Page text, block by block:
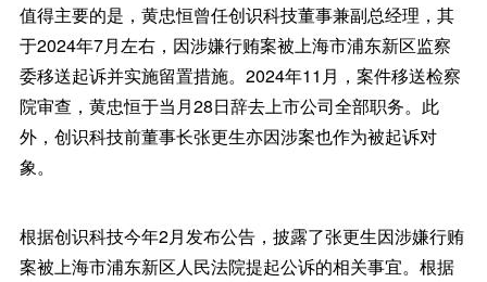
值得主要的是，黄忠恒曾任创识科技董事兼副总经理，其
于2024年7月左右，因涉嫌行贿案被上海市浦东新区监察
委移送起诉并实施留置措施。2024年11月，案件移送检察
院审查，黄忠恒于当月28日辞去上市公司全部职务。此
外，创识科技前董事长张更生亦因涉案也作为被起诉对
象。
根据创识科技今年2月发布公告，披露了张更生因涉嫌行贿
案被上海市浦东新区人民法院提起公诉的相关事宜。根据